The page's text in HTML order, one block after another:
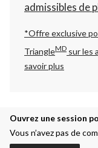
admissibles de
*Offre exclusive
TriangleMD sur les
savoir plus
Ouvrez une session
Vous n’avez pas de